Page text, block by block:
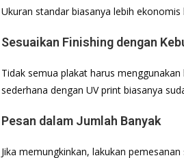
Ukuran standar biasanya lebih
Sesuaikan Finishing dengan
Tidak semua plakat harus
sederhana dengan UV print biasanya
Pesan dalam Jumlah Banyak
Jika memungkinkan, lakukan